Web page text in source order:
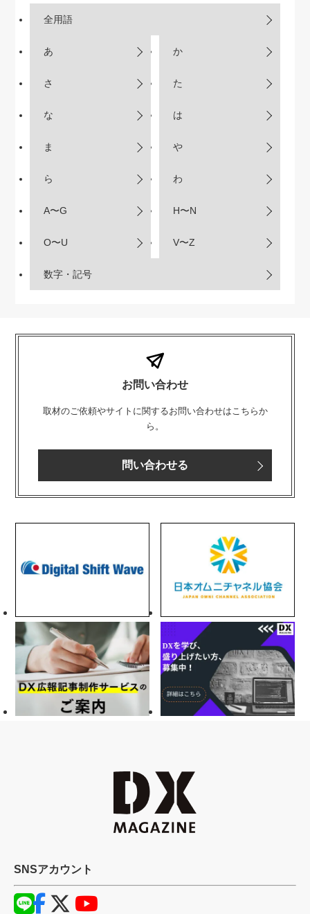
全用語
あ か
さ た
な は
ま や
ら わ
A〜G H〜N
O〜U V〜Z
数字・記号
お問い合わせ
取材のご依頼やサイトに関するお問い合わせはこちらか
ら。
問い合わせる
SNSアカウント